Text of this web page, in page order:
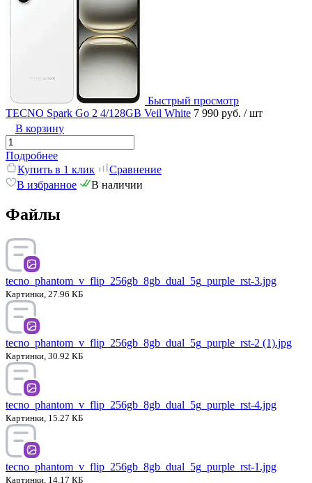
Быстрый просмотр
TECNO Spark Go 2 4/128GB Veil White 7 990 руб. / шт
В корзину
Подробнее
Купить в 1 клик
Сравнение
В избранное
В наличии
Файлы
tecno_phantom_v_flip_256gb_8gb_dual_5g_purple_rst-3.jpg
Картинки, 27.96 КБ
tecno_phantom_v_flip_256gb_8gb_dual_5g_purple_rst-2 (1).jpg
Картинки, 30.92 КБ
tecno_phantom_v_flip_256gb_8gb_dual_5g_purple_rst-4.jpg
Картинки, 15.27 КБ
tecno_phantom_v_flip_256gb_8gb_dual_5g_purple_rst-1.jpg
Картинки, 14.17 КБ